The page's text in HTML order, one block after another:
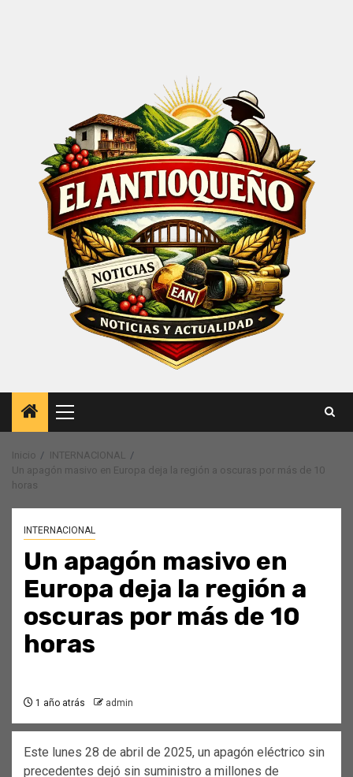
Menú
principal
Inicio
INTERNACIONAL
Un apagón masivo en Europa deja la región a oscuras por más de 10
horas
INTERNACIONAL
Un apagón masivo en
Europa deja la región a
oscuras por más de 10
horas
1 año atrás admin
Este lunes 28 de abril de 2025, un apagón eléctrico sin
precedentes dejó sin suministro a millones de